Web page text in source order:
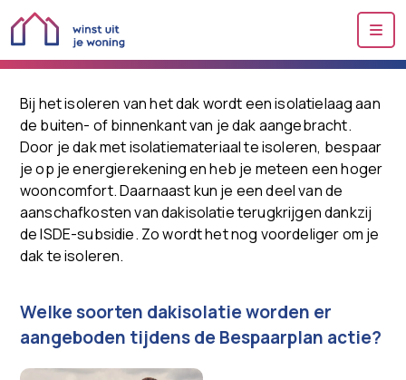
Bij het isoleren van het dak wordt een isolatielaag aan
de buiten- of binnenkant van je dak aangebracht.
Door je dak met isolatiemateriaal te isoleren, bespaar
je op je energierekening en heb je meteen een hoger
wooncomfort. Daarnaast kun je een deel van de
aanschafkosten van dakisolatie terugkrijgen dankzij
de ISDE-subsidie. Zo wordt het nog voordeliger om je
dak te isoleren.
Welke soorten dakisolatie worden er
aangeboden tijdens de Bespaarplan actie?